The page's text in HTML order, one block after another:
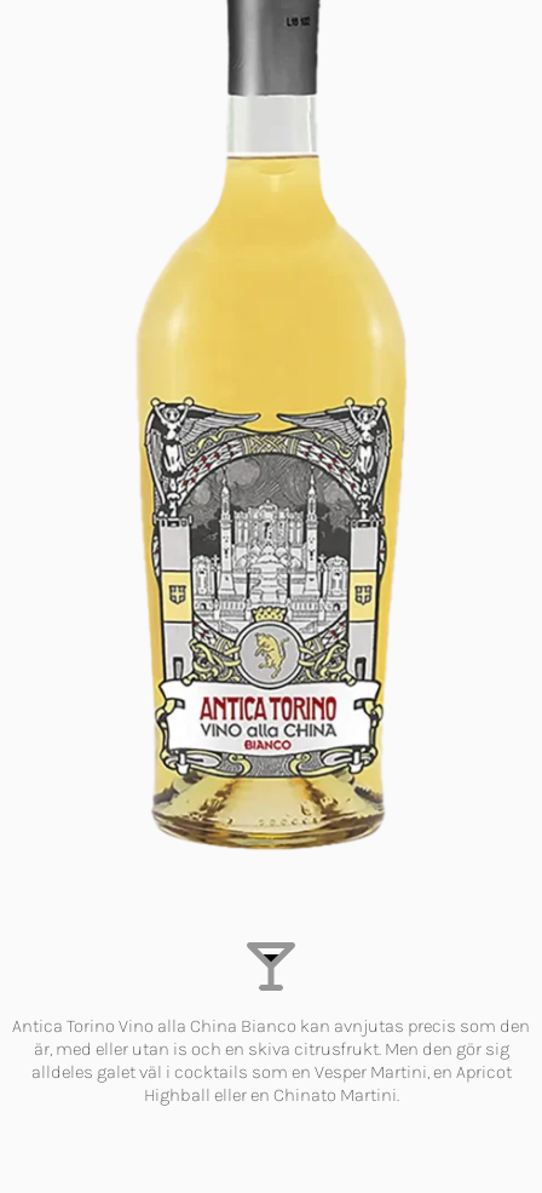
Antica Torino Vino alla China Bianco kan avnjutas precis som den
är, med eller utan is och en skiva citrusfrukt. Men den gör sig
alldeles galet väl i cocktails som en Vesper Martini, en Apricot
Highball eller en Chinato Martini.